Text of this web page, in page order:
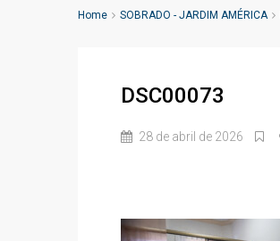
Home SOBRADO - JARDIM AMÉRICA
DSC00073
28 de abril de 2026